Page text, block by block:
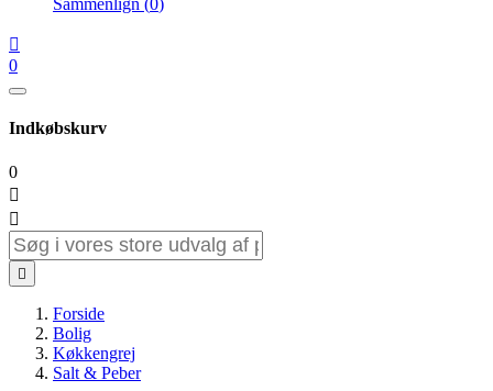
Sammenlign (0)

0
Indkøbskurv
0



Forside
Bolig
Køkkengrej
Salt & Peber